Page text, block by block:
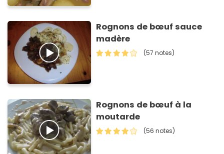
Rognons de bœuf sauce
madère
(57 notes)
Rognons de bœuf à la
moutarde
(56 notes)